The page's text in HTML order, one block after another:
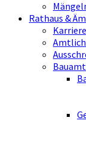
Rathaus &
Bauamt